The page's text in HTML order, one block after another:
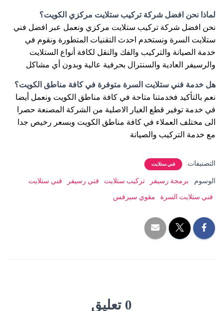
لماذا نحن افضل شركة تركيب ستلايت مركزي الكويت؟
نحن افضل شركة تركيب ستلايت مركزي ونعمل عبر افضل فني
ستلايت السرة ونستخدم احدث التقنيات المتطورة ونقوم في
خدمة الصيانة والتركيب والفك والنقل لكافة أنواع الستلايت
والرسيفر العادية والسنترال بحرفية عالية وبدون أي مشاكل
هل خدمة فني ستلايت السرة متوفرة في كافة مناطق الكويت؟
نعم بالتأكيد فخدمتنا متاحة في كافة مناطق الكويت ونعمل أيضا
في خدمة توفير قطع الغيار الاصلية من الشركة المصنعة حصرا
الى مختلف العملاء في كافة مناطق الكويت وبسعر رخيص جدا
مع خدمة التركيب والصيانة
التصنيفات: فني ستلايت
الوسوم: برمجة رسيفر تركيب ستلايت فني رسيفر
فني ستلايت
فني ستلايت السرة
مقوي سيرفس
0 تعليق